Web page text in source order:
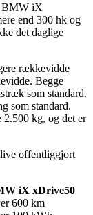
BMW iX
end 300 hk og
det daglige
rækkevidde
Begge
som standard.
som standard.
kg, og det er
offentliggjort
iX xDrive50
600 km